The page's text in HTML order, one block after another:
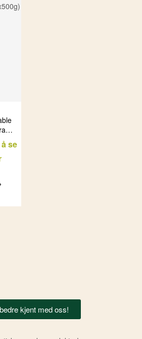
se
kjent med oss!